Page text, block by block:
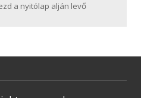
a nyitólap alján levő